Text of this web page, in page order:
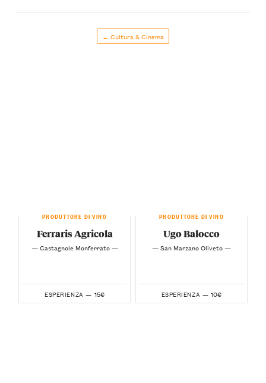
← Cultura & Cinema
PRODUTTORE DI VINO
Ferraris Agricola
— Castagnole Monferrato —
ESPERIENZA — 15€
PRODUTTORE DI VINO
Ugo Balocco
— San Marzano Oliveto —
ESPERIENZA — 10€